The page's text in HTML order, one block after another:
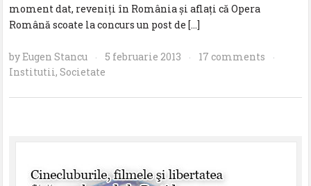
moment dat, reveniţi în România și aflaţi că Opera
Română scoate la concurs un post de […]
byEugen Stancu · 5 februarie 2013 · 17 comments ·
Institutii,Societate